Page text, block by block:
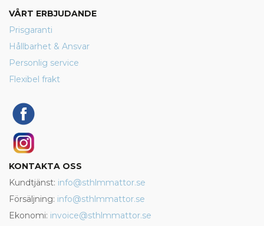
VÅRT ERBJUDANDE
Prisgaranti
Hållbarhet & Ansvar
Personlig service
Flexibel frakt
KONTAKTA OSS
Kundtjänst: info@sthlmmattor.se
Försäljning: info@sthlmmattor.se
Ekonomi: invoice@sthlmmattor.se